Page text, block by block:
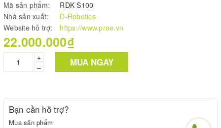
Mã sản phẩm:
RDK S100
Nhà sản xuất:
D-Robotics
Website hỗ trợ:
https://www.proe.vn
22.000.000₫
+
–
MUA NGAY
Bạn cần hỗ trợ?
Mua sản phẩm